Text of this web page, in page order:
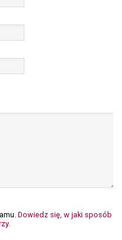
Dowiedz się, w jaki sposób